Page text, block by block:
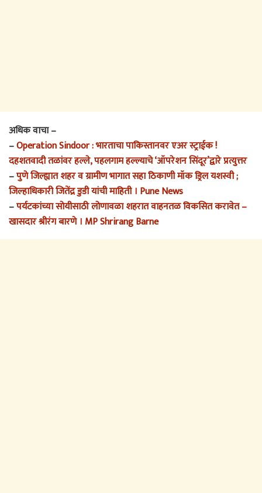
अधिक वाचा –
–Operation Sindoor : भारताचा पाकिस्तानवर एअर स्ट्राईक !
दहशतवादी तळांवर हल्ले, पहलगाम हल्ल्याचे ‘ऑपरेशन सिंदूर’द्वारे प्रत्युत्तर
–पुणे जिल्ह्यात शहर व ग्रामीण भागात सहा ठिकाणी मॉक ड्रिल यशस्वी ;
जिल्हाधिकारी जितेंद्र डुडी यांची माहिती । Pune News
–पर्यटकांच्या सोयीसाठी लोणावळा शहरात वाहनतळ विकसित करावेत –
खासदार श्रीरंग बारणे । MP Shrirang Barne